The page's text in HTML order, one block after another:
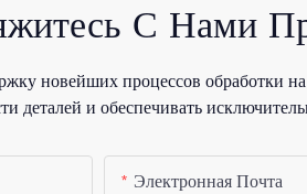
С Нами
новейших процессов обработки
деталей и обеспечивать
Электронная Почта